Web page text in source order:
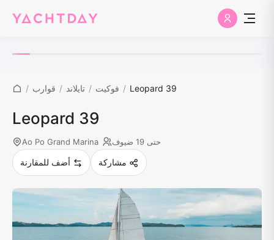
/ قوارب / تايلاند / فوكيت / Leopard 39
Leopard 39
Ao Po Grand Marina حتى 19 ضيوف
أضف للمقارنة مشاركة